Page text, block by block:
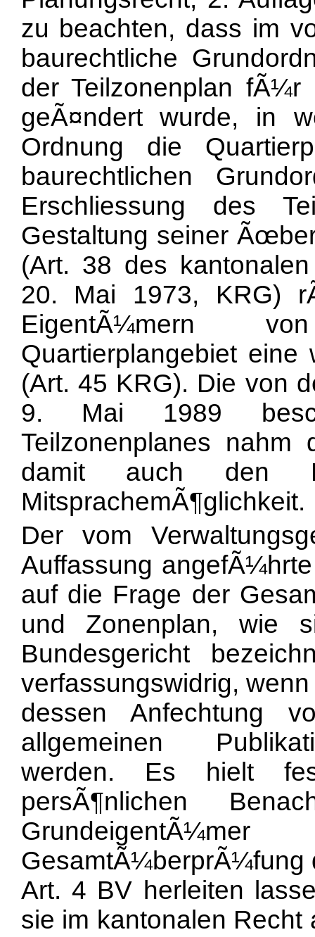
zu beachten, dass im
baurechtliche
der Teilzonenplan fÃ¼r
geÃ¤ndert wurde, in
Ordnung die
baurechtlichen
Erschliessung des
Gestaltung seiner
(Art. 38 des
20. Mai 1973, KRG)
EigentÃ¼mern
Quartierplangebiet eine
(Art. 45 KRG). Die von
9. Mai 1989
Teilzonenplanes nahm
damit auch den
MitsprachemÃ¶glichkeit.
Der vom
Auffassung
auf die Frage der
und Zonenplan, wie
Bundesgericht
verfassungswidrig,
dessen Anfechtung
allgemeinen
werden. Es hielt
persÃ¶nlichen
GesamtÃ¼berprÃ¼fung
Art. 4 BV herleiten
sie im kantonalen